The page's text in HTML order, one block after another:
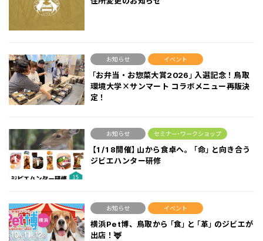
お知らせ イベント
「お弁当・お惣菜大賞2026」入選記念！鳥取
環境大学×サンマート コラボメニュー再販決
定！
お知らせ セミナー･ワークショップ
【1/18開催】山から食卓へ。「命」と向き合う
ジビエハンター研修
お知らせ イベント
横浜Pet博、鳥取から「食」と「革」のジビエが
出店！🦌